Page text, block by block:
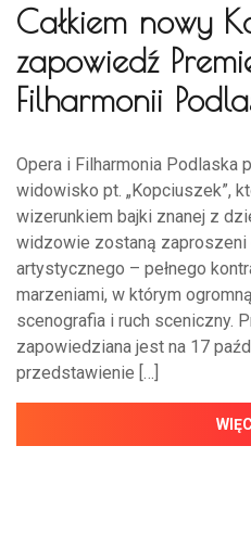
Całkiem nowy
zapowiedź
Filharmonii
Opera i Filharmonia Podlaska
widowisko pt. „Kopciuszek”,
wizerunkiem bajki znanej z
widzowie zostaną zaproszeni
artystycznego – pełnego
marzeniami, w którym
scenografia i ruch sceniczny.
zapowiedziana jest na 17
przedstawienie […]